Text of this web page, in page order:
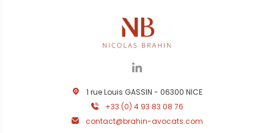
1 rue Louis GASSIN - 06300 NICE
+33 (0) 4 93 83 08 76
contact@brahin-avocats.com